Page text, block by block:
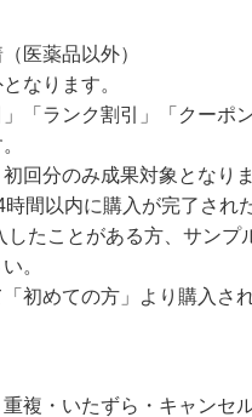
医薬品以外）
なります。
「ランク割引」「クーポ
回分のみ成果対象となりま
間以内に購入が完了され
たことがある方、サンプ
。
初めての方」より購入さ
複・いたずら・キャンセ